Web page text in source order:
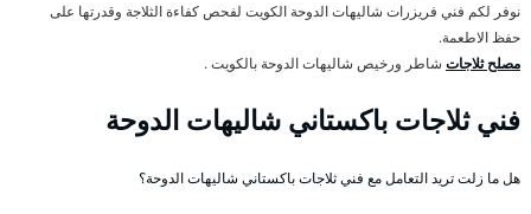
نوفر لكم فني فريزرات شاليهات الدوحة الكويت لفحص كفاءة الثلاجة وقدرتها على
حفظ الاطعمة.
مصلح ثلاجات شاطر ورخيص شاليهات الدوحة بالكويت .
فني ثلاجات باكستاني شاليهات الدوحة
هل ما زلت تريد التعامل مع فني ثلاجات باكستاني شاليهات الدوحة؟